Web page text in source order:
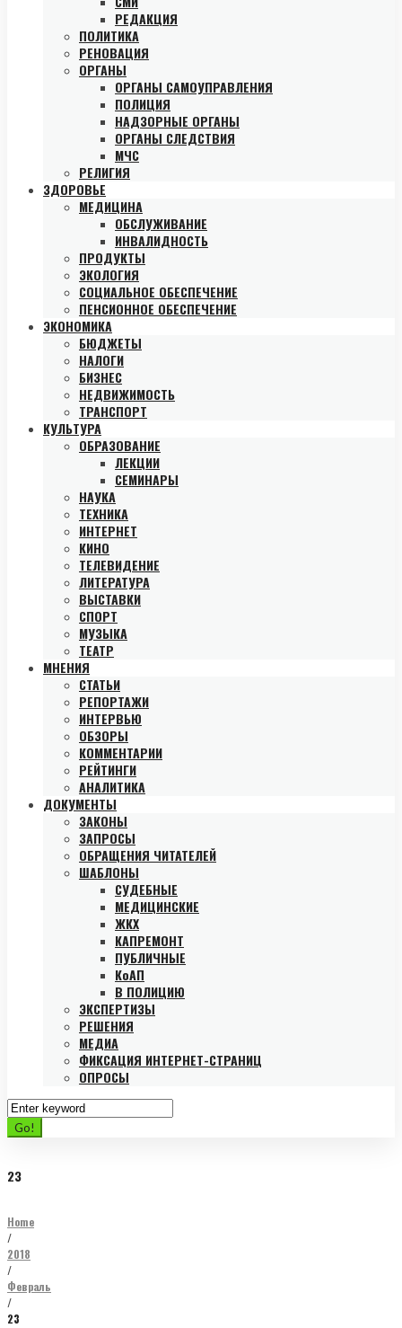
РЕДАКЦИЯ
ПОЛИТИКА
РЕНОВАЦИЯ
ОРГАНЫ
ОРГАНЫ САМОУПРАВЛЕНИЯ
ПОЛИЦИЯ
НАДЗОРНЫЕ ОРГАНЫ
ОРГАНЫ СЛЕДСТВИЯ
МЧС
РЕЛИГИЯ
ЗДОРОВЬЕ
МЕДИЦИНА
ОБСЛУЖИВАНИЕ
ИНВАЛИДНОСТЬ
ПРОДУКТЫ
ЭКОЛОГИЯ
СОЦИАЛЬНОЕ ОБЕСПЕЧЕНИЕ
ПЕНСИОННОЕ ОБЕСПЕЧЕНИЕ
ЭКОНОМИКА
БЮДЖЕТЫ
НАЛОГИ
БИЗНЕС
НЕДВИЖИМОСТЬ
ТРАНСПОРТ
КУЛЬТУРА
ОБРАЗОВАНИЕ
ЛЕКЦИИ
СЕМИНАРЫ
НАУКА
ТЕХНИКА
ИНТЕРНЕТ
КИНО
ТЕЛЕВИДЕНИЕ
ЛИТЕРАТУРА
ВЫСТАВКИ
СПОРТ
МУЗЫКА
ТЕАТР
МНЕНИЯ
СТАТЬИ
РЕПОРТАЖИ
ИНТЕРВЬЮ
ОБЗОРЫ
КОММЕНТАРИИ
РЕЙТИНГИ
АНАЛИТИКА
ДОКУМЕНТЫ
ЗАКОНЫ
ЗАПРОСЫ
ОБРАЩЕНИЯ ЧИТАТЕЛЕЙ
ШАБЛОНЫ
СУДЕБНЫЕ
МЕДИЦИНСКИЕ
ЖКХ
КАПРЕМОНТ
ПУБЛИЧНЫЕ
КоАП
В ПОЛИЦИЮ
ЭКСПЕРТИЗЫ
РЕШЕНИЯ
МЕДИА
ФИКСАЦИЯ ИНТЕРНЕТ-СТРАНИЦ
ОПРОСЫ
Search
for:
Go!
23
Home
/
2018
/
Февраль
/
23